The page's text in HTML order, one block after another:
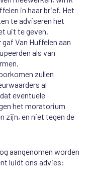
in haar brief. Het
te adviseren het
uit te geven.
Van Huffelen aan
als van
zullen
al
eventuele
het moratorium
zijn, en niet tegen de
aangenomen worden
luidt ons advies: